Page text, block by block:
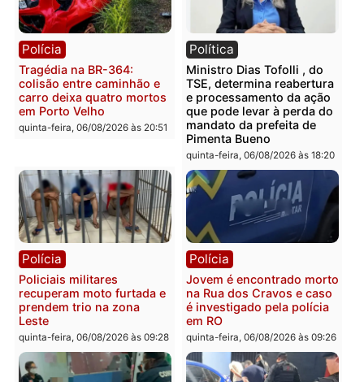
Polícia
Casal é preso pela PRF
com mais de 72 quilos de
mercúrio escondidos em
estepe em Porto Velho
sexta-feira, 07/08/2026 às 09:38
Polícia
Polícia Civil deflagra
operação contra facção
criminosa que atacava
provedores de internet
Rondônia
sexta-feira, 07/08/2026 às
Polícia
Homem é encontrado
morto em residência no
bairro Colina Park em RO
sexta-feira, 07/08/2026 às 09:30
Polícia
Polícia Militar apreende
explosivos e
durante patrulhamento
fluvial no Rio Madeira em
Porto Velho
sexta-feira, 07/08/2026 às